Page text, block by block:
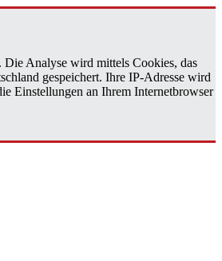
Die Analyse wird mittels Cookies, das
gespeichert. Ihre IP-Adresse wird
Einstellungen an Ihrem Internetbrowser